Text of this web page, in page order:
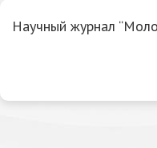
Научный журнал